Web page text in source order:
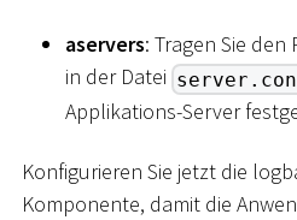
aservers: Tragen Sie
in der Datei
Applikations-Server
Konfigurieren Sie jetzt die
Komponente, damit die